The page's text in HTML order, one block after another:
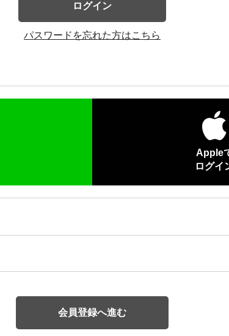
ログイン
パスワードを忘れた方はこちら
Apple
ログイ
会員登録へ進む